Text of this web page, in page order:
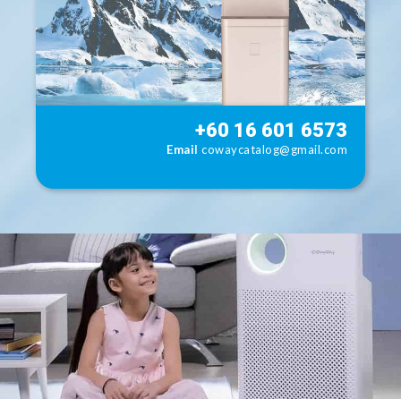
+60 16 601 6573
Email cowaycatalog@gmail.com